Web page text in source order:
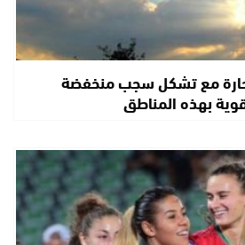
مع تشكل سجب منخفضة
بهذه المناطق